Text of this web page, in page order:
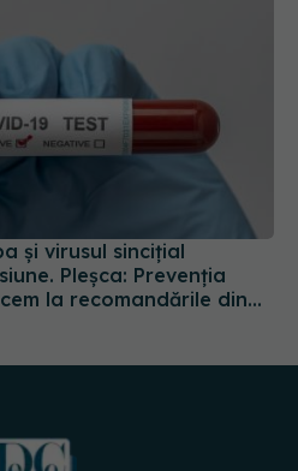
Pleșca: Prevenția
la recomandările din